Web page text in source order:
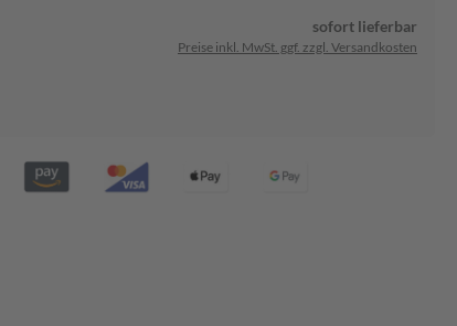
sofort lieferbar
Preise inkl. MwSt. ggf. zzgl. Versandkosten